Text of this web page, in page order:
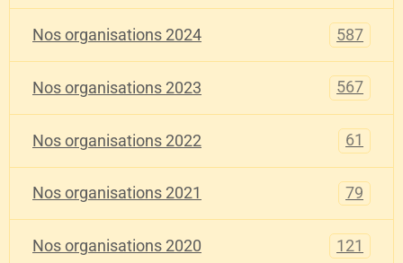
Nos organisations 2024 587
Nos organisations 2023 567
Nos organisations 2022 61
Nos organisations 2021 79
Nos organisations 2020 121